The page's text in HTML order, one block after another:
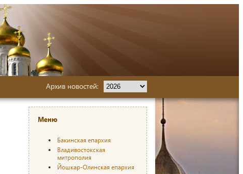
Архив новостей:
Меню
Бакинская епархия
Владивостокская
митрополия
Йошкар-Олинская епархия